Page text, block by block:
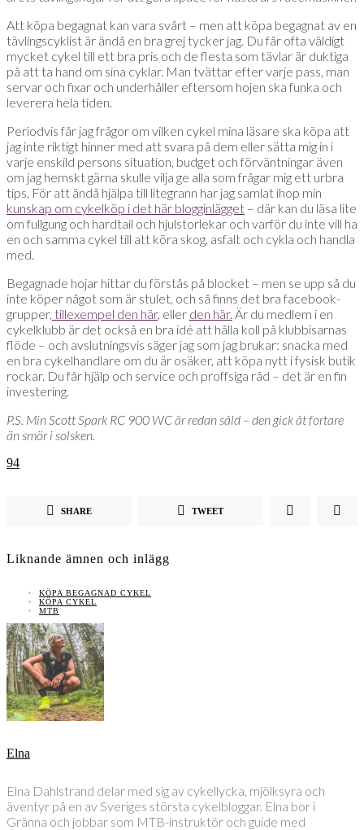
Att köpa begagnat kan vara svårt – men att köpa begagnat av en
tävlingscyklist är ändå en bra grej tycker jag. Du får ofta väldigt
mycket cykel till ett bra pris och de flesta som tävlar är duktiga
på att ta hand om sina cyklar. Man tvättar efter varje pass, man
servar och fixar och underhåller eftersom hojen ska funka och
leverera hela tiden.
Periodvis får jag frågor om vilken cykel mina läsare ska köpa att
jag inte riktigt hinner med att svara på dem eller sätta mig in i
varje enskild persons situation, budget och förväntningar även
om jag hemskt gärna skulle vilja ge alla som frågar mig ett urbra
tips. För att ändå hjälpa till litegrann har jag samlat ihop min
kunskap om cykelköp i det här blogginlägget – där kan du läsa lite
om fullgung och hardtail och hjulstorlekar och varför du inte vill ha
en och samma cykel till att köra skog, asfalt och cykla och handla
med.
Begagnade hojar hittar du förstås på blocket – men se upp så du
inte köper något som är stulet, och så finns det bra facebook-
grupper, tillexempel den här, eller den här. Är du medlem i en
cykelklubb är det också en bra idé att hålla koll på klubbisarnas
flöde – och avslutningsvis säger jag som jag brukar: snacka med
en bra cykelhandlare om du är osäker, att köpa nytt i fysisk butik
rockar. Du får hjälp och service och proffsiga råd – det är en fin
investering.
P.S. Min Scott Spark RC 900 WC är redan såld – den gick åt fortare
än smör i solsken.
94
SHARE TWEET
Liknande ämnen och inlägg
KÖPA BEGAGNAD CYKEL
KÖPA CYKEL
MTB
Elna
Elna Dahlstrand delar med sig av cykellycka, mjölksyra och
äventyr på en av Sveriges största cykelbloggar. Elna bor i
Gränna och jobbar som MTB-instruktör och guide med